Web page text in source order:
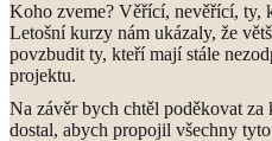
Koho zveme? Věřící, nevěřící, ty,
Letošní kurzy nám ukázaly, že
povzbudit ty, kteří mají stále
projektu.
Na závěr bych chtěl poděkovat
dostal, abych propojil všechny